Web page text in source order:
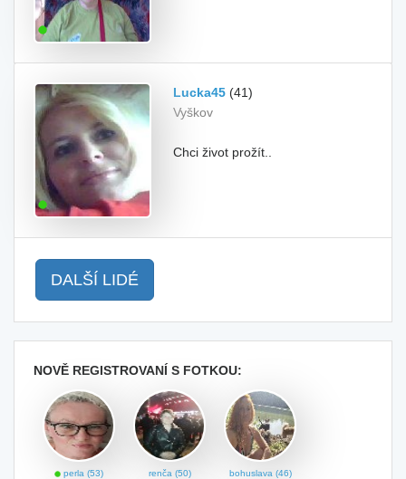
Lucka45 (41)
Vyškov
Chci život prožít..
DALŠÍ LIDÉ
NOVĚ REGISTROVANÍ S FOTKOU:
perla (53) renča (50) bohuslava (46)